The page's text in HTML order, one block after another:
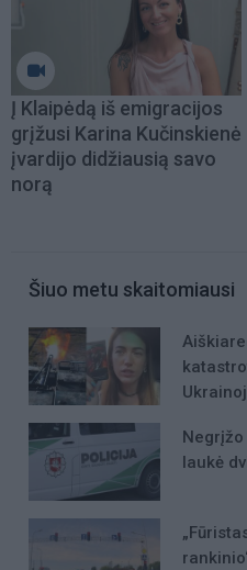
Į Klaipėdą iš emigracijos
grįžusi Karina Kučinskienė
įvardijo didžiausią savo
norą
Šiuo metu skaitomiausi
laukė